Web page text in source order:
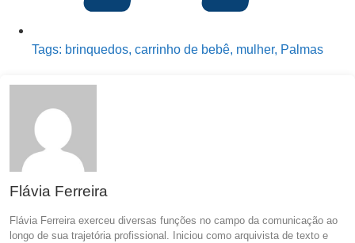
Tags: brinquedos, carrinho de bebê, mulher, Palmas
Flávia Ferreira
Flávia Ferreira exerceu diversas funções no campo da comunicação ao
longo de sua trajetória profissional. Iniciou como arquivista de texto e